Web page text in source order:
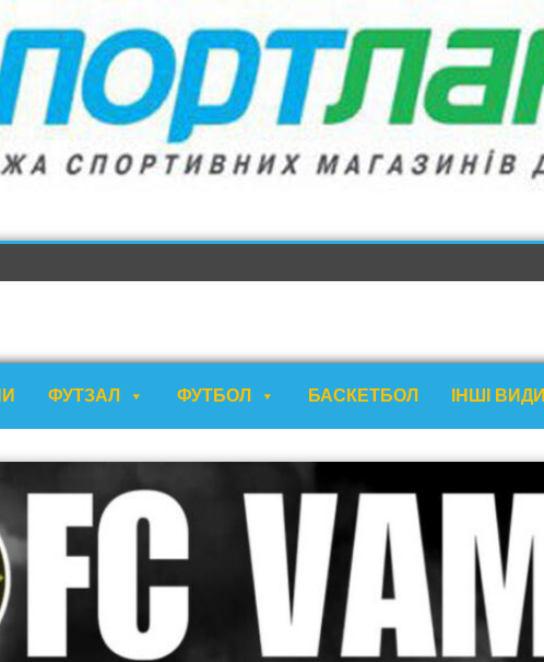
ФУТЗАЛ ФУТБОЛ БАСКЕТБОЛ ІНШІ ВИДИ